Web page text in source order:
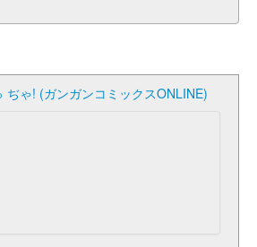
ぢゃ! (ガンガンコミックスONLINE)